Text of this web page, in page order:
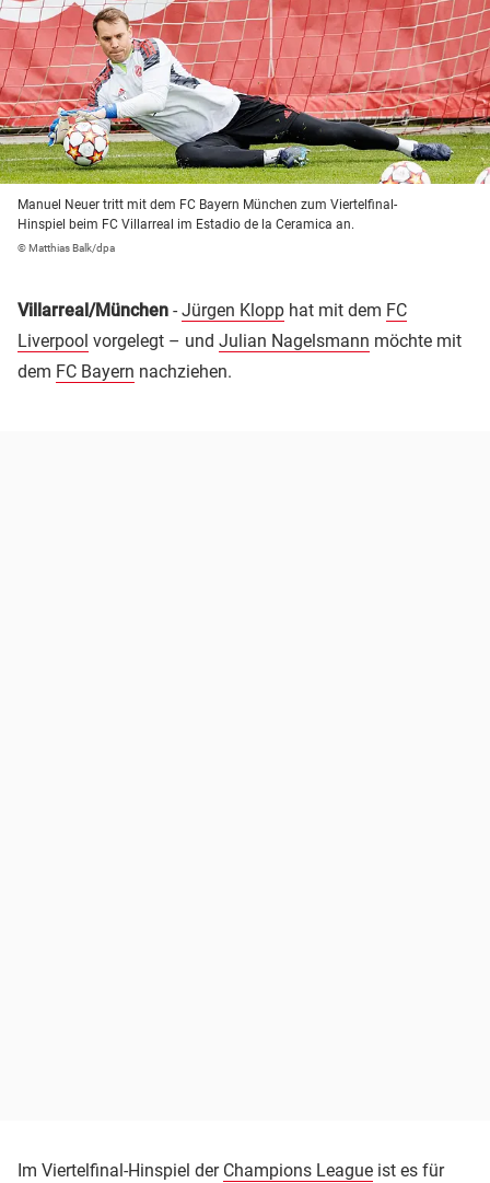
Manuel Neuer tritt mit dem FC Bayern München zum Viertelfinal-
Hinspiel beim FC Villarreal im Estadio de la Ceramica an.
© Matthias Balk/dpa
Villarreal/München - Jürgen Klopp hat mit dem FC
Liverpool vorgelegt – und Julian Nagelsmann möchte mit
dem FC Bayern nachziehen.
Im Viertelfinal-Hinspiel der Champions League ist es für